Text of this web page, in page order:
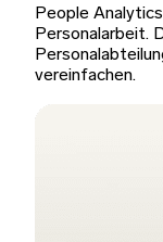
People
Personalarbeit.
vereinfachen.